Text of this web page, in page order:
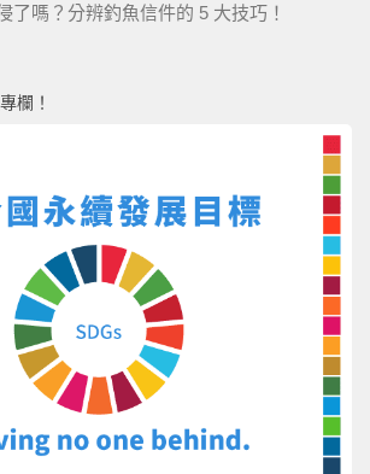
了嗎？分辨釣魚信件的 5 大技巧！
欄！